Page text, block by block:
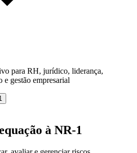
para RH, jurídico, liderança,
e gestão empresarial
à NR-1